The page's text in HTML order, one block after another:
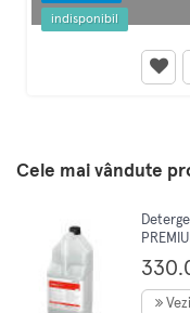
indisponibil
Cele mai vândute